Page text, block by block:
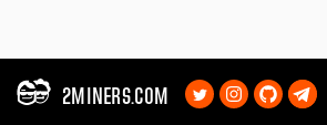
2MINERS.COM